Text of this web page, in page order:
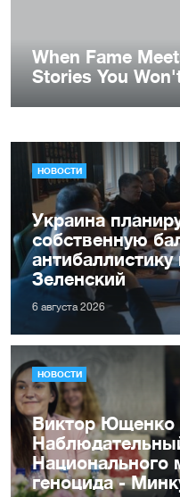
НОВОСТИ
Украина
собственную
антибаллистику
Зеленский
6 августа 2026
НОВОСТИ
Виктор Ющенко
Национального
геноцида -